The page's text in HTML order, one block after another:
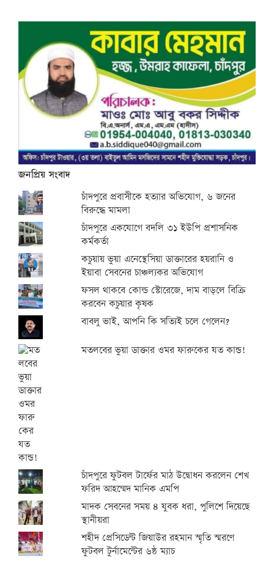
জনপ্রিয় সংবাদ
চাঁদপুরে প্রবাসীকে হত্যার অভিযোগ, ৬ জনের
বিরুদ্ধে মামলা
চাঁদপুরে একযোগে বদলি ৩১ ইউপি প্রশাসনিক
কর্মকর্তা
কচুয়ায় ভুয়া এনেস্থেসিয়া ডাক্তারের হয়রানি ও
ইয়াবা সেবনের চাঞ্চল্যকর অভিযোগ
ফসল থাকবে কোল্ড স্টোরেজে, দাম বাড়লে বিক্রি
করবেন কচুয়ার কৃষক
বাবলু ভাই, আপনি কি সত্যিই চলে গেলেন?
মতলবের ভুয়া ডাক্তার ওমর ফারুকের যত কান্ড!
চাঁদপুরে ফুটবল টার্ফের মাঠ উদ্বোধন করলেন শেখ
ফরিদ আহম্মেদ মানিক এমপি
মাদক সেবনের সময় ৪ যুবক ধরা, পুলিশে দিয়েছে
স্থানীয়রা
শহীদ প্রেসিডেন্ট জিয়াউর রহমান স্মৃতি স্মরণে
ফুটবল টুর্নামেন্টের ৬ষ্ঠ ম্যাচ